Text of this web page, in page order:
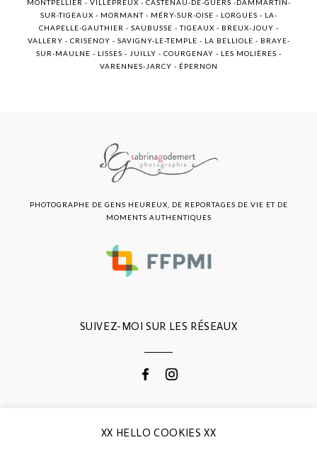
MONTPELLIER - VILLEPREUX - CASTENAU-DE-GUERS -DAMMARTIN-
SUR-TIGEAUX - MORMANT - MÉRY-SUR-OISE - LORGUES - LA-
CHAPELLE-GAUTHIER - SAUBUSSE - TIGEAUX - BREUX-JOUY -
VALLERY - CRISENOY - SAVIGNY-LE-TEMPLE - LA BELLIOLE - BRAYE-
SUR-MAULNE - LISSES - JUILLY - COURGENAY - LES MOLIÈRES -
VARENNES-JARCY - ÉPERNON
SUIVEZ-MOI SUR LES RÉSEAUX
PHOTOGRAPHE DE GENS HEUREUX, DE REPORTAGES DE VIE ET DE
MOMENTS AUTHENTIQUES
CONTACTEZ-MOI
XX HELLO COOKIES XX